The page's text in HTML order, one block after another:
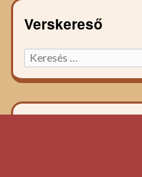
Verskereső
Keresett
főzelék